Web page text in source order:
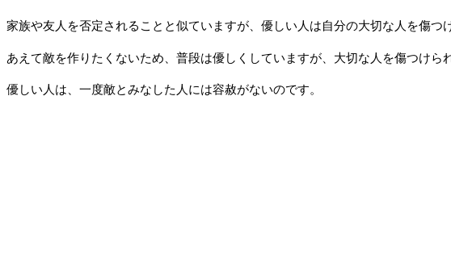
家族や友人を否定されることと似ていますが、優しい人は自分の大切な人を傷つ
あえて敵を作りたくないため、普段は優しくしていますが、大切な人を傷つけら
優しい人は、一度敵とみなした人には容赦がないのです。